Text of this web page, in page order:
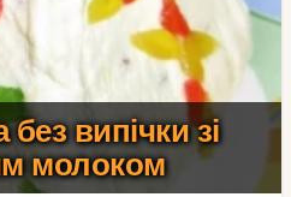
випічки зі
молоком